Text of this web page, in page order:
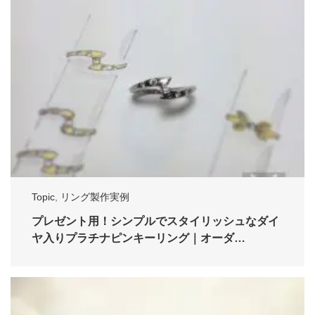
Topic リング製作実例
プレゼント用！シンプルでスタイリッシュなダイ
ヤ入りプラチナピンキーリング｜オーダ…